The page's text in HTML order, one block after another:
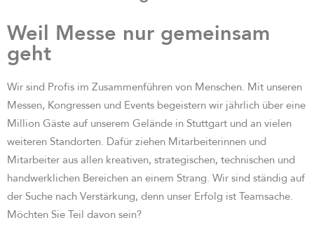
Weil Messe nur gemeinsam
geht
Wir sind Profis im Zusammenführen von Menschen. Mit unseren
Messen, Kongressen und Events begeistern wir jährlich über eine
Million Gäste auf unserem Gelände in Stuttgart und an vielen
weiteren Standorten. Dafür ziehen Mitarbeiterinnen und
Mitarbeiter aus allen kreativen, strategischen, technischen und
handwerklichen Bereichen an einem Strang. Wir sind ständig auf
der Suche nach Verstärkung, denn unser Erfolg ist Teamsache.
Möchten Sie Teil davon sein?